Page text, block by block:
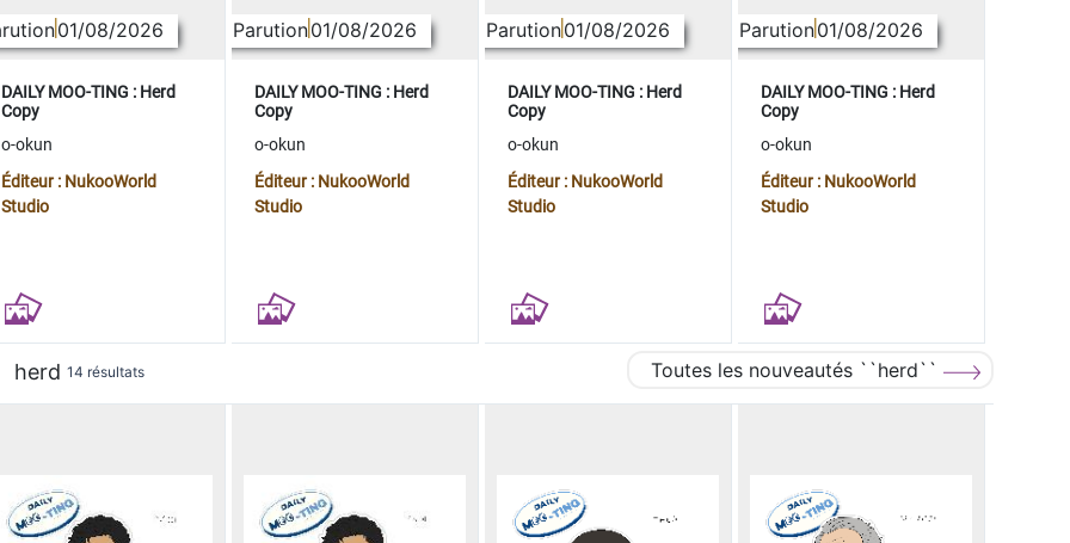
01/08/2026
DAILY MOO-TING : Herd
Copy
o-okun
Éditeur : NukooWorld
Studio
Parution01/08/2026
DAILY MOO-TING : Herd
Copy
o-okun
Éditeur : NukooWorld
Studio
Parution01/08/2026
DAILY MOO-TING : Herd
Copy
o-okun
Éditeur : NukooWorld
Studio
Parution01/08/2026
DAILY MOO-TING : Herd
Copy
o-okun
Éditeur : NukooWorld
Studio
herd 14 résultats Toutes les nouveautés ``herd``